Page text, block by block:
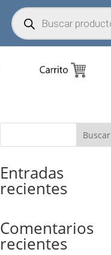
Búsqueda
de
productos
Buscar
Entradas
recientes
Comentarios
recientes